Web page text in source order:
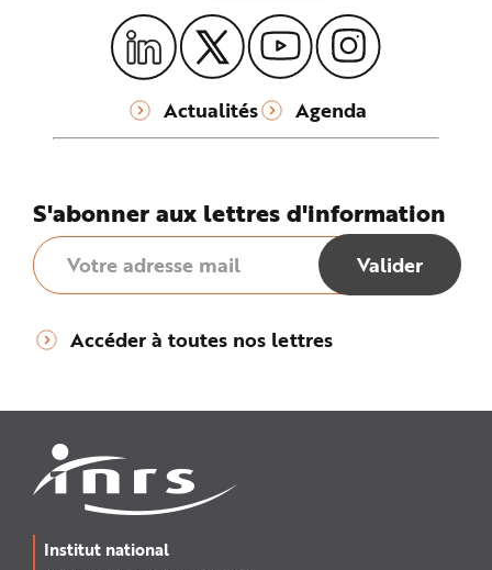
Actualités Agenda
S'abonner aux lettres d'information
Accéder à toutes nos lettres
Institut national